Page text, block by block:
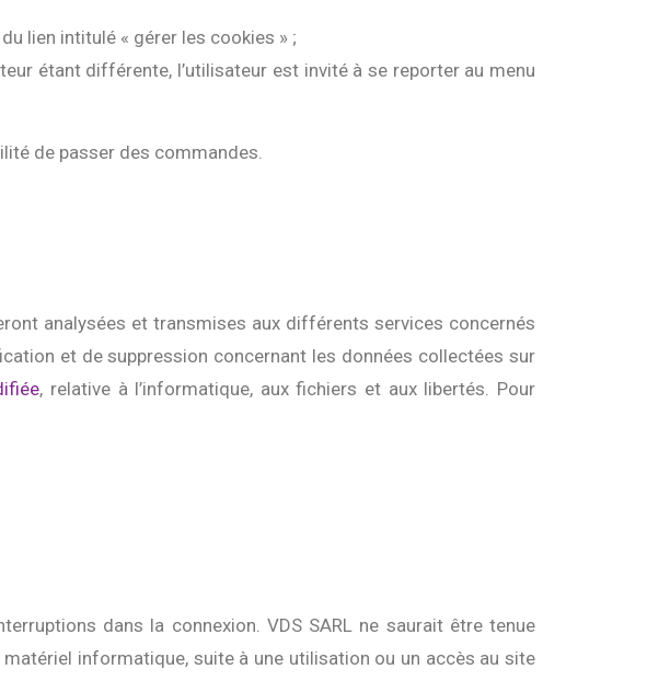
lien intitulé « gérer les cookies » ;
étant différente, l’utilisateur est invité à se reporter au menu
de passer des commandes.
analysées et transmises aux différents services concernés
et de suppression concernant les données collectées sur
, relative à l’informatique, aux fichiers et aux libertés. Pour
dans la connexion. VDS SARL ne saurait être tenue
informatique, suite à une utilisation ou un accès au site